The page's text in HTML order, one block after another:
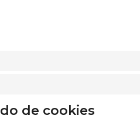
de cookies